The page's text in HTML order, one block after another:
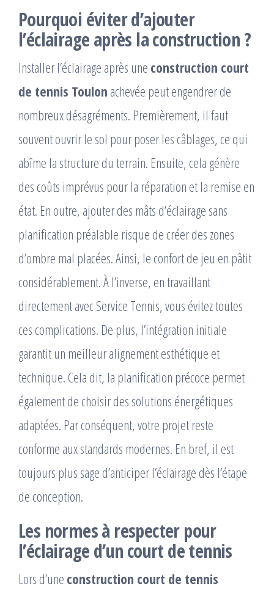
Pourquoi éviter d’ajouter
l’éclairage après la construction ?
Installer l’éclairage après une construction court
de tennis Toulon achevée peut engendrer de
nombreux désagréments. Premièrement, il faut
souvent ouvrir le sol pour poser les câblages, ce qui
abîme la structure du terrain. Ensuite, cela génère
des coûts imprévus pour la réparation et la remise en
état. En outre, ajouter des mâts d’éclairage sans
planification préalable risque de créer des zones
d’ombre mal placées. Ainsi, le confort de jeu en pâtit
considérablement. À l’inverse, en travaillant
directement avec Service Tennis, vous évitez toutes
ces complications. De plus, l’intégration initiale
garantit un meilleur alignement esthétique et
technique. Cela dit, la planification précoce permet
également de choisir des solutions énergétiques
adaptées. Par conséquent, votre projet reste
conforme aux standards modernes. En bref, il est
toujours plus sage d’anticiper l’éclairage dès l’étape
de conception.
Les normes à respecter pour
l’éclairage d’un court de tennis
Lors d’une construction court de tennis